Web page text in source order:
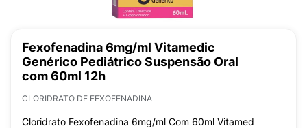
Fexofenadina 6mg/ml Vitamedic
Genérico Pediátrico Suspensão Oral
com 60ml 12h
CLORIDRATO DE FEXOFENADINA
Cloridrato Fexofenadina 6mg/ml Com 60ml Vitamed